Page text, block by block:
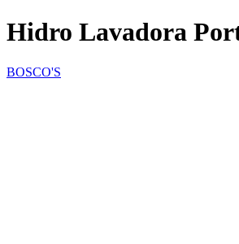
Hidro Lavadora
BOSCO'S